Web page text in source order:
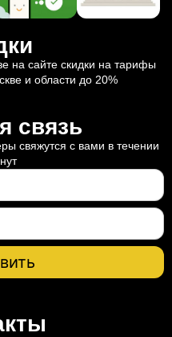
на сайте скидки на тарифы
и области до 20%
связь
свяжутся с вами в течении